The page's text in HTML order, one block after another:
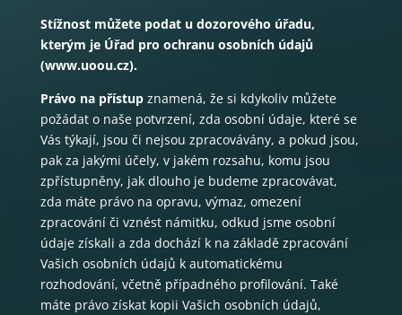
Stížnost můžete podat u dozorového úřadu,
kterým je Úřad pro ochranu osobních údajů
(www.uoou.cz).
Právo na přístupznamená, že si kdykoliv můžete
požádat o naše potvrzení, zda osobní údaje, které se
Vás týkají, jsou či nejsou zpracovávány, a pokud jsou,
pak za jakými účely, v jakém rozsahu, komu jsou
zpřístupněny, jak dlouho je budeme zpracovávat,
zda máte právo na opravu, výmaz, omezení
zpracování či vznést námitku, odkud jsme osobní
údaje získali a zda dochází k na základě zpracování
Vašich osobních údajů k automatickému
rozhodování, včetně případného profilování. Také
máte právo získat kopii Vašich osobních údajů,